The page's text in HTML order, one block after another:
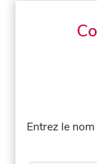
Entrez le